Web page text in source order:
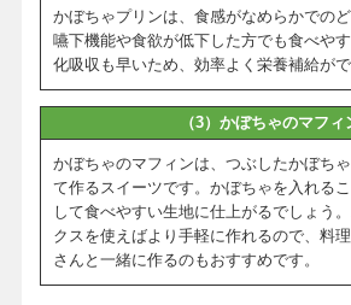
かぼちゃプリンは、食感がなめらかでのど
嚥下機能や食欲が低下した方でも食べや
化吸収も早いため、効率よく栄養補給がで
（3）かぼちゃのマフィ
かぼちゃのマフィンは、つぶしたかぼち
て作るスイーツです。かぼちゃを入れる
して食べやすい生地に仕上がるでしょう
クスを使えばより手軽に作れるので、料
さんと一緒に作るのもおすすめです。